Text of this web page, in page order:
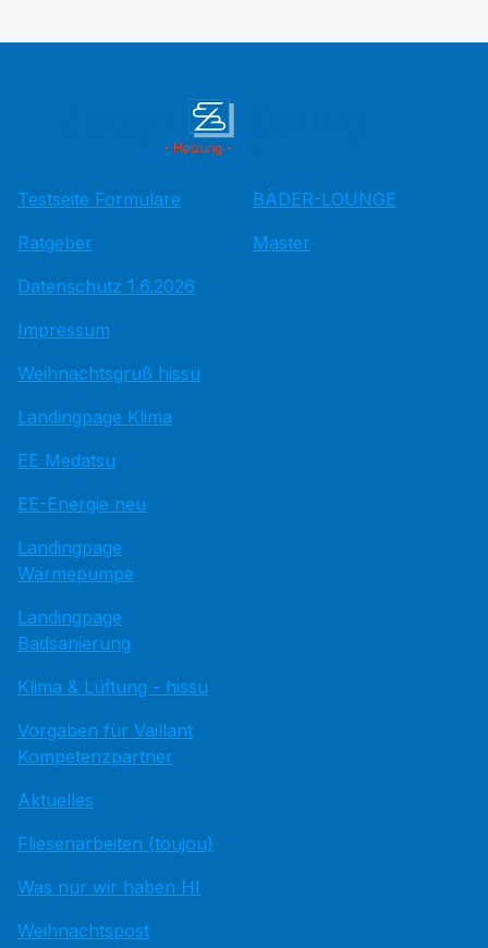
Testseite Formulare
Ratgeber
Datenschutz 1.6.2026
Impressum
Weihnachtsgruß hissu
Landingpage Klima
EE Medatsu
EE-Energie neu
Landingpage
Wärmepumpe
Landingpage
Badsanierung
Klima & Lüftung - hissu
Vorgaben für Vaillant
Kompetenzpartner
Aktuelles
Fliesenarbeiten (toujou)
Was nur wir haben HI
Weihnachtspost
BÄDER-LOUNGE
Master